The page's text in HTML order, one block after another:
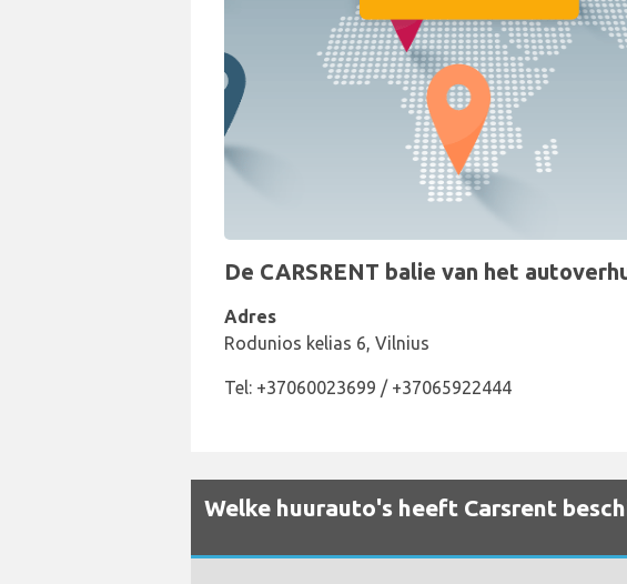
De CARSRENT balie van het
Adres
Rodunios kelias 6, Vilnius
Tel: +37060023699 / +37065922444
Welke huurauto's heeft Carsrent